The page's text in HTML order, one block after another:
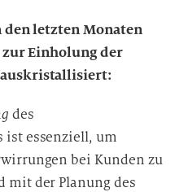
letzten Monaten
Einholung der
des
ist essenziell, um
bei Kunden zu
mit der Planung des